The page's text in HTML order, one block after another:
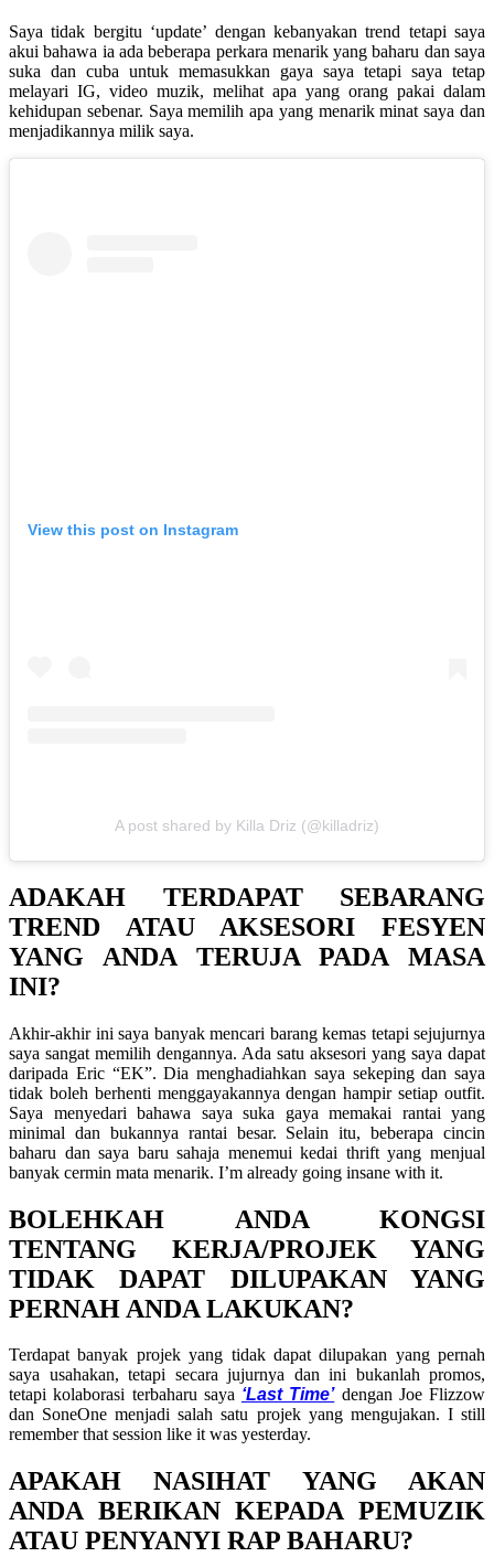
Saya tidak bergitu ‘update’ dengan kebanyakan trend tetapi saya
akui bahawa ia ada beberapa perkara menarik yang baharu dan saya
suka dan cuba untuk memasukkan gaya saya tetapi saya tetap
melayari IG, video muzik, melihat apa yang orang pakai dalam
kehidupan sebenar. Saya memilih apa yang menarik minat saya dan
menjadikannya milik saya.
View this post on Instagram
A post shared by Killa Driz (@killadriz)
ADAKAH TERDAPAT SEBARANG
TREND ATAU AKSESORI FESYEN
YANG ANDA TERUJA PADA MASA
INI?
Akhir-akhir ini saya banyak mencari barang kemas tetapi sejujurnya
saya sangat memilih dengannya. Ada satu aksesori yang saya dapat
daripada Eric “EK”. Dia menghadiahkan saya sekeping dan saya
tidak boleh berhenti menggayakannya dengan hampir setiap outfit.
Saya menyedari bahawa saya suka gaya memakai rantai yang
minimal dan bukannya rantai besar. Selain itu, beberapa cincin
baharu dan saya baru sahaja menemui kedai thrift yang menjual
banyak cermin mata menarik. I’m already going insane with it.
BOLEHKAH ANDA KONGSI
TENTANG KERJA/PROJEK YANG
TIDAK DAPAT DILUPAKAN YANG
PERNAH ANDA LAKUKAN?
Terdapat banyak projek yang tidak dapat dilupakan yang pernah
saya usahakan, tetapi secara jujurnya dan ini bukanlah promos,
tetapi kolaborasi terbaharu saya ‘Last Time’dengan Joe Flizzow
dan SoneOne menjadi salah satu projek yang mengujakan. I still
remember that session like it was yesterday.
APAKAH NASIHAT YANG AKAN
ANDA BERIKAN KEPADA PEMUZIK
ATAU PENYANYI RAP BAHARU?